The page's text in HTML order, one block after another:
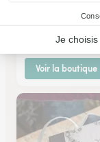
6 place Henri IV
Voir la boutique